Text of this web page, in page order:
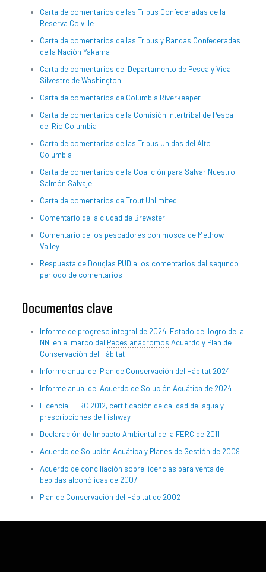
Carta de comentarios de las Tribus Confederadas de la
Reserva Colville
Carta de comentarios de las Tribus y Bandas Confederadas
de la Nación Yakama
Carta de comentarios del Departamento de Pesca y Vida
Silvestre de Washington
Carta de comentarios de Columbia Riverkeeper
Carta de comentarios de la Comisión Intertribal de Pesca
del Río Columbia
Carta de comentarios de las Tribus Unidas del Alto
Columbia
Carta de comentarios de la Coalición para Salvar Nuestro
Salmón Salvaje
Carta de comentarios de Trout Unlimited
Comentario de la ciudad de Brewster
Comentario de los pescadores con mosca de Methow
Valley
Respuesta de Douglas PUD a los comentarios del segundo
período de comentarios
Documentos clave
Informe de progreso integral de 2024: Estado del logro de la
NNI en el marco del Peces anádromos Acuerdo y Plan de
Conservación del Hábitat
Informe anual del Plan de Conservación del Hábitat 2024
Informe anual del Acuerdo de Solución Acuática de 2024
Licencia FERC 2012, certificación de calidad del agua y
prescripciones de Fishway
Declaración de Impacto Ambiental de la FERC de 2011
Acuerdo de Solución Acuática y Planes de Gestión de 2009
Acuerdo de conciliación sobre licencias para venta de
bebidas alcohólicas de 2007
Plan de Conservación del Hábitat de 2002